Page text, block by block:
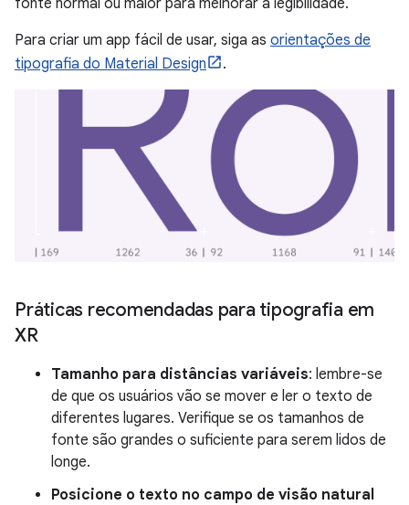
fonte normal ou maior para melhorar a legibilidade.
Para criar um app fácil de usar, siga as orientações de
tipografia do Material Design
.
Práticas recomendadas para tipografia em
XR
Tamanho para distâncias variáveis: lembre-se
de que os usuários vão se mover e ler o texto de
diferentes lugares. Verifique se os tamanhos de
fonte são grandes o suficiente para serem lidos de
longe.
Posicione o texto no campo de visão natural